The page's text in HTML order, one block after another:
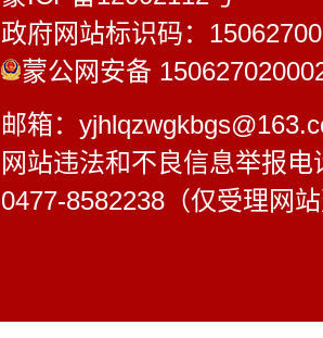
政府网站标识码：
蒙公网安备
邮箱：
网站违法和不良信息举报电
0477-8582238（仅受理网